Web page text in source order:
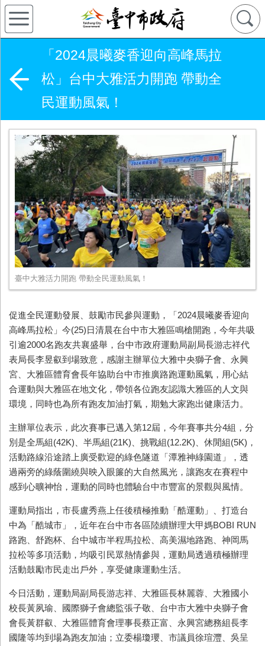
「2024晨曦麥香迎向高峰馬拉
松」台中大雅活力開跑 帶動全
民運動風氣！
臺中大雅活力開跑 帶動全民運動風氣！
促進全民運動發展、鼓勵市民參與運動，「2024晨曦麥香迎向
高峰馬拉松」今(25)日清晨在台中市大雅區鳴槍開跑，今年共吸
引逾2000名跑友共襄盛舉，台中市政府運動局副局長游志祥代
表局長李昱叡到場致意，感謝主辦單位大雅中央獅子會、永興
宮、大雅區體育會長年協助台中市推廣路跑運動風氣，用心結
合運動與大雅區在地文化，帶領各位跑友認識大雅區的人文與
環境，同時也為所有跑友加油打氣，期勉大家跑出健康活力。
主辦單位表示，此次賽事已邁入第12屆，今年賽事共分4組，分
別是全馬組(42K)、半馬組(21K)、挑戰組(12.2K)、休閒組(5K)，
活動路線沿途踏上廣受歡迎的綠色隧道「潭雅神綠園道」，透
過兩旁的綠蔭圍繞與映入眼簾的大自然風光，讓跑友在賽程中
感到心曠神怡，運動的同時也體驗台中市豐富的景觀與風情。
運動局指出，市長盧秀燕上任後積極推動「酷運動」、打造台
中為「酷城市」，近年在台中市各區陸續辦理大甲媽BOBI RUN
路跑、舒跑杯、台中城市半程馬拉松、高美濕地路跑、神岡馬
拉松等多項活動，均吸引民眾熱情參與，運動局透過積極辦理
活動鼓勵市民走出戶外，享受健康運動生活。
今日活動，運動局副局長游志祥、大雅區長林麗蓉、大雅國小
校長黃夙瑜、國際獅子會總監張子敬、台中市大雅中央獅子會
會長黃群叡、大雅區體育會理事長蔡正富、永興宮總務組長李
國隆等均到場為跑友加油；立委楊瓊瓔、市議員徐瑄灃、吳呈